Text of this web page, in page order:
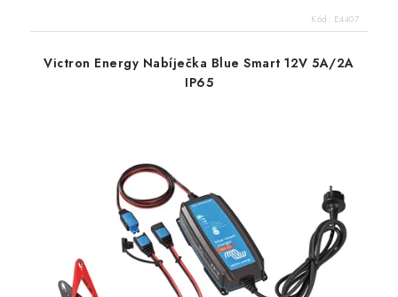
Kód: E4407
Victron Energy Nabíječka Blue Smart 12V 5A/2A
IP65